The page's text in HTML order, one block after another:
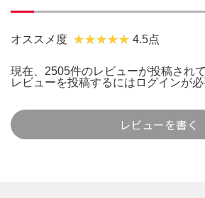
オススメ度 4.5点
現在、2505件のレビューが投稿されて
レビューを投稿するには ログインが必
レビューを書く